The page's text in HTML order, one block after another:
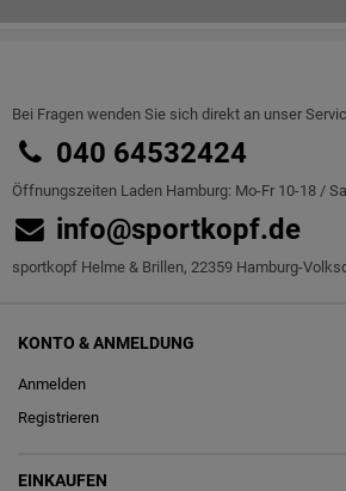
Bei Fragen wenden Sie sich direkt an unser
040 64532424
Öffnungszeiten Laden Hamburg: Mo-Fr 10-18 /
info@sportkopf.de
sportkopf Helme & Brillen, 22359 Hamburg-
KONTO & ANMELDUNG
Anmelden
Registrieren
EINKAUFEN